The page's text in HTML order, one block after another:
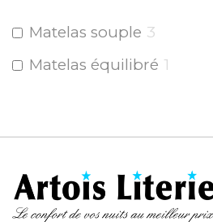
Matelas souple 3
Matelas équilibré 1